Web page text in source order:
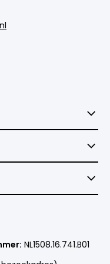
NL1508.16.741.B01